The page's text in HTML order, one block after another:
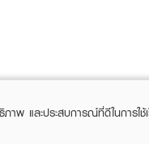
ภาพ และประสบการณ์ที่ดีในการ